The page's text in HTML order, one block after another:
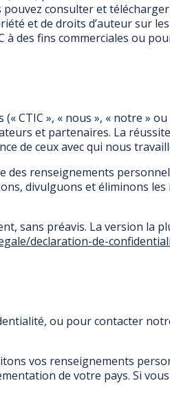
consulter et
et de droits d’auteur sur
des fins commerciales ou
CTIC », « nous », « notre »
et partenaires. La
de ceux avec qui nous
renseignements
divulguons et éliminons
sans préavis. La version la
declaration-de-
ou pour contacter
vos renseignements
de votre pays. Si